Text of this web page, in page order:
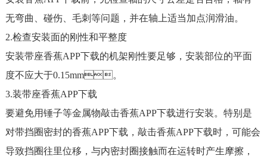
无弯曲、碰伤、毛刺等问题，并在轴上适当加点润滑油。
2.检查安装面的刚性和平整度
安装带座香蕉APP下载的机架刚性要足够，安装部位的平面
度不应大于0.15mm。
3.装带座香蕉APP下载
要避免用锤子等金属物敲击香蕉APP下载进行安装。特别是
对带挡圈密封的香蕉APP下载，敲击香蕉APP下载时，可能会
导致挡圈往里位移，与内密封圈接触而在运转时产生摩擦，